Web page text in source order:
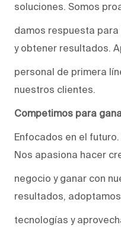
soluciones. Somos
damos respuesta
y obtener resultados.
personal de primera
nuestros clientes.
Competimos para
Enfocados en el
Nos apasiona hacer
negocio y ganar con
resultados,
tecnologías y